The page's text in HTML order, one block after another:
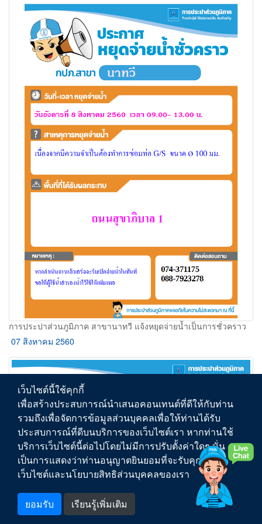
การประปาส่วนภูมิภาค สาขานาทวี แจ้งหยุดจ่ายน้ำเป็นการชั่วคราว
07 สิงหาคม 2560
เว็บไซต์นี้ใช้คุกกี้
เพื่อสร้างประสบการณ์นำเสนอคอนเทนต์ที่ดีให้กับท่าน
รวมถึงเพื่อจัดการข้อมูลส่วนบุคคลเพื่อให้ท่านได้รับ
ประสบการณ์ที่ดีบนบริการของเว็บไซต์เรา หากท่านใช้
บริการเว็บไซต์นี้ต่อไปโดยไม่มีการปรับตั้งค่าใดๆ นั่น
เป็นการแสดงว่าท่านอนุญาตยินยอมที่จะรับคุกกี้บน
เว็บไซต์และนโยบายสิทธิส่วนบุคคลของเรา
ยอมรับ เรียนรู้เพิ่มเติม